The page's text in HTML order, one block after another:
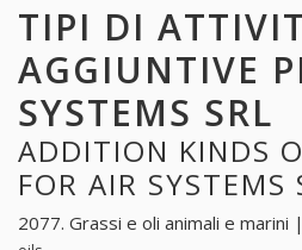
TIPI DI
AGGIUNTIVE
SYSTEMS SRL
ADDITION KINDS
FOR AIR SYSTEMS
2077. Grassi e oli animali e marini |